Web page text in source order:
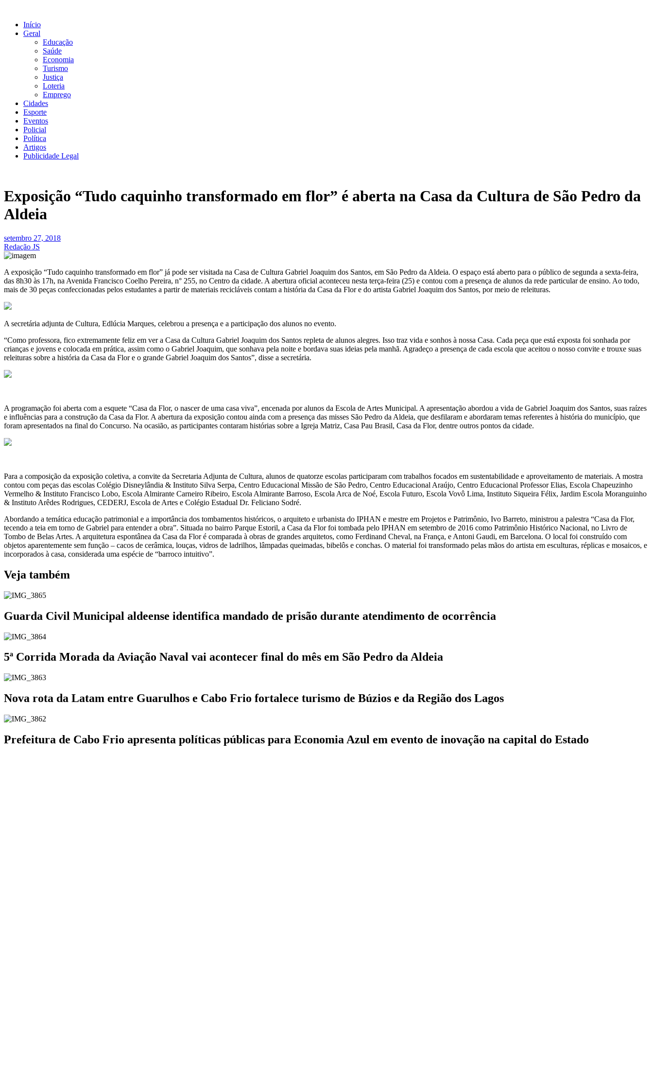
conteúdo
Início
Geral
Educação
Saúde
Economia
Turismo
Justiça
Loteria
Emprego
Cidades
Esporte
Eventos
Policial
Política
Artigos
Publicidade Legal
Exposição “Tudo caquinho transformado em flor” é aberta na Casa da Cultura de São Pedro da
Aldeia
setembro 27, 2018
Redação JS
A exposição “Tudo caquinho transformado em flor” já pode ser visitada na Casa de Cultura Gabriel Joaquim dos Santos, em São Pedro da Aldeia. O espaço está aberto para o público de segunda a sexta-feira,
das 8h30 às 17h, na Avenida Francisco Coelho Pereira, n° 255, no Centro da cidade. A abertura oficial aconteceu nesta terça-feira (25) e contou com a presença de alunos da rede particular de ensino. Ao todo,
mais de 30 peças confeccionadas pelos estudantes a partir de materiais recicláveis contam a história da Casa da Flor e do artista Gabriel Joaquim dos Santos, por meio de releituras.
A secretária adjunta de Cultura, Edlúcia Marques, celebrou a presença e a participação dos alunos no evento.
“Como professora, fico extremamente feliz em ver a Casa da Cultura Gabriel Joaquim dos Santos repleta de alunos alegres. Isso traz vida e sonhos à nossa Casa. Cada peça que está exposta foi sonhada por
crianças e jovens e colocada em prática, assim como o Gabriel Joaquim, que sonhava pela noite e bordava suas ideias pela manhã. Agradeço a presença de cada escola que aceitou o nosso convite e trouxe suas
releituras sobre a história da Casa da Flor e o grande Gabriel Joaquim dos Santos”, disse a secretária.
A programação foi aberta com a esquete “Casa da Flor, o nascer de uma casa viva”, encenada por alunos da Escola de Artes Municipal. A apresentação abordou a vida de Gabriel Joaquim dos Santos, suas raízes
e influências para a construção da Casa da Flor. A abertura da exposição contou ainda com a presença das misses São Pedro da Aldeia, que desfilaram e abordaram temas referentes à história do município, que
foram apresentados na final do Concurso. Na ocasião, as participantes contaram histórias sobre a Igreja Matriz, Casa Pau Brasil, Casa da Flor, dentre outros pontos da cidade.
Para a composição da exposição coletiva, a convite da Secretaria Adjunta de Cultura, alunos de quatorze escolas participaram com trabalhos focados em sustentabilidade e aproveitamento de materiais. A mostra
contou com peças das escolas Colégio Disneylândia & Instituto Silva Serpa, Centro Educacional Missão de São Pedro, Centro Educacional Araújo, Centro Educacional Professor Elias, Escola Chapeuzinho
Vermelho & Instituto Francisco Lobo, Escola Almirante Carneiro Ribeiro, Escola Almirante Barroso, Escola Arca de Noé, Escola Futuro, Escola Vovô Lima, Instituto Siqueira Félix, Jardim Escola Moranguinho
& Instituto Arêdes Rodrigues, CEDERJ, Escola de Artes e Colégio Estadual Dr. Feliciano Sodré.
Abordando a temática educação patrimonial e a importância dos tombamentos históricos, o arquiteto e urbanista do IPHAN e mestre em Projetos e Patrimônio, Ivo Barreto, ministrou a palestra “Casa da Flor,
tecendo a teia em torno de Gabriel para entender a obra”. Situada no bairro Parque Estoril, a Casa da Flor foi tombada pelo IPHAN em setembro de 2016 como Patrimônio Histórico Nacional, no Livro de
Tombo de Belas Artes. A arquitetura espontânea da Casa da Flor é comparada à obras de grandes arquitetos, como Ferdinand Cheval, na França, e Antoni Gaudi, em Barcelona. O local foi construído com
objetos aparentemente sem função – cacos de cerâmica, louças, vidros de ladrilhos, lâmpadas queimadas, bibelôs e conchas. O material foi transformado pelas mãos do artista em esculturas, réplicas e mosaicos, e
incorporados à casa, considerada uma espécie de “barroco intuitivo”.
Veja também
Guarda Civil Municipal aldeense identifica mandado de prisão durante atendimento de ocorrência
5ª Corrida Morada da Aviação Naval vai acontecer final do mês em São Pedro da Aldeia
Nova rota da Latam entre Guarulhos e Cabo Frio fortalece turismo de Búzios e da Região dos Lagos
Prefeitura de Cabo Frio apresenta políticas públicas para Economia Azul em evento de inovação na capital do Estado